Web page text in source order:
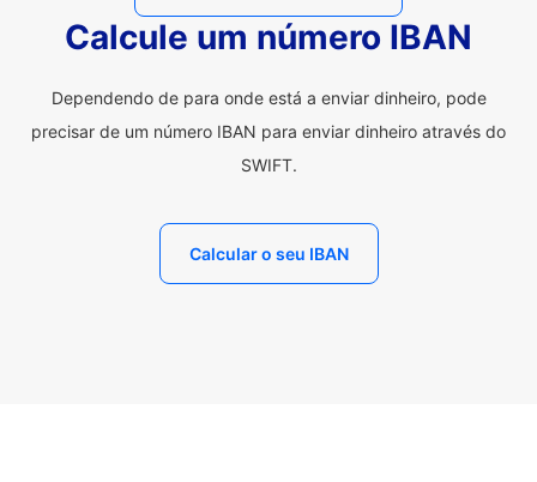
Calcule um número IBAN
Dependendo de para onde está a enviar dinheiro, pode
precisar de um número IBAN para enviar dinheiro através do
SWIFT.
Calcular o seu IBAN